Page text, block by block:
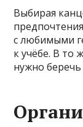
Выбирая
с любимыми
к учёбе. В то
нужно